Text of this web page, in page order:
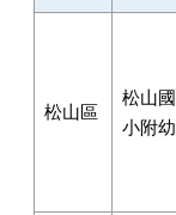
松山區
松山國
小附幼